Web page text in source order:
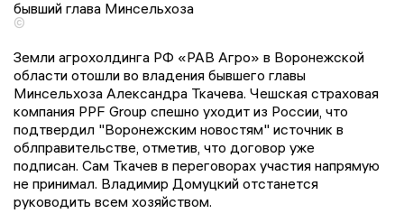
©
Земли агрохолдинга РФ «РАВ Агро» в Воронежской
области отошли во владения бывшего главы
Минсельхоза Александра Ткачева. Чешская страховая
компания PPF Group спешно уходит из России, что
подтвердил "Воронежским новостям" источник в
облправительстве, отметив, что договор уже
подписан. Сам Ткачев в переговорах участия напрямую
не принимал. Владимир Домуцкий отстанется
руководить всем хозяйством.